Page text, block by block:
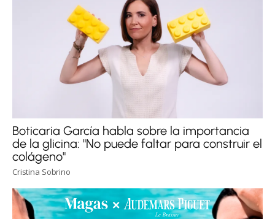
Boticaria García habla sobre la importancia
de la glicina: "No puede faltar para construir el
colágeno"
Cristina Sobrino